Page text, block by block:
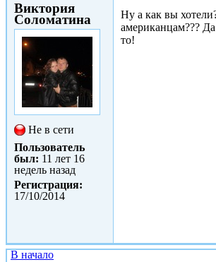
Виктория
Соломатина
Не в сети
Пользователь
был: 11 лет 16
недель назад
Регистрация:
17/10/2014
Ну а как вы
американцам???
то!
В начало